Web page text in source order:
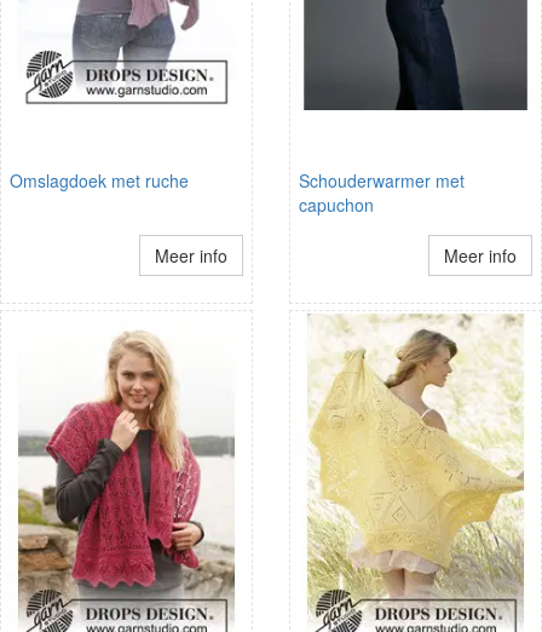
Omslagdoek met ruche
Meer info
Schouderwarmer met
capuchon
Meer info